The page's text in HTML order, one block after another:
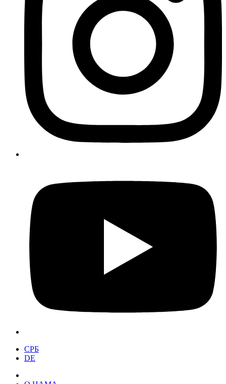
СРБ
DE